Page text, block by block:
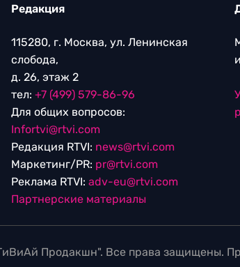
Редакция
115280, г. Москва, ул. Ленинская
слобода,
д. 26, этаж 2
тел: +7 (499) 579-86-96
Для общих вопросов:
Infortvi@rtvi.com
Редакция RTVI: news@rtvi.com
Маркетинг/PR: pr@rtvi.com
Реклама RTVI: adv-eu@rtvi.com
Партнерские материалы
и
Продакшн". Все права защищены.